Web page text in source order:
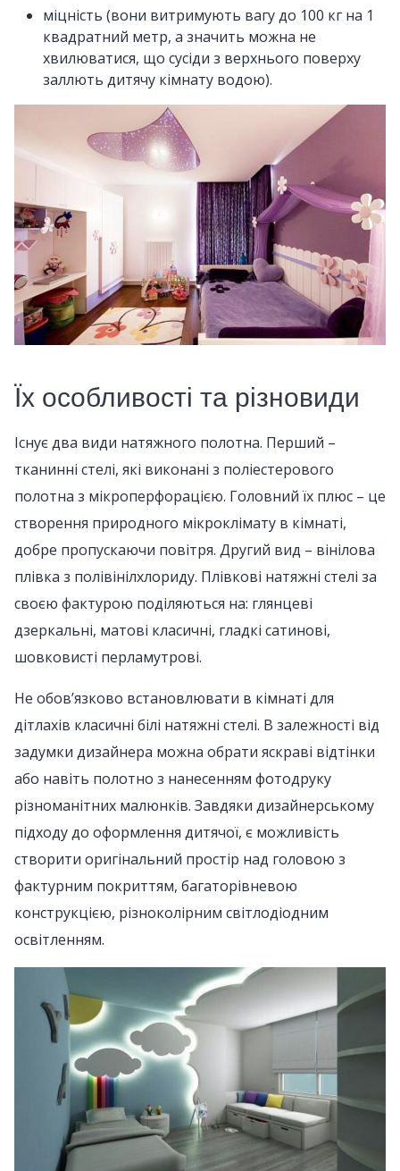
міцність (вони витримують вагу до 100 кг на 1
квадратний метр, а значить можна не
хвилюватися, що сусіди з верхнього поверху
заллють дитячу кімнату водою).
Їх особливості та різновиди
Існує два види натяжного полотна. Перший –
тканинні стелі, які виконані з поліестерового
полотна з мікроперфорацією. Головний їх плюс – це
створення природного мікроклімату в кімнаті,
добре пропускаючи повітря. Другий вид – вінілова
плівка з полівінілхлориду. Плівкові натяжні стелі за
своєю фактурою поділяються на: глянцеві
дзеркальні, матові класичні, гладкі сатинові,
шовковисті перламутрові.
Не обов’язково встановлювати в кімнаті для
дітлахів класичні білі натяжні стелі. В залежності від
задумки дизайнера можна обрати яскраві відтінки
або навіть полотно з нанесенням фотодруку
різноманітних малюнків. Завдяки дизайнерському
підходу до оформлення дитячої, є можливість
створити оригінальний простір над головою з
фактурним покриттям, багаторівневою
конструкцією, різноколірним світлодіодним
освітленням.